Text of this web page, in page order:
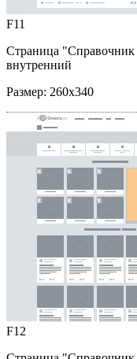
F11
Страница "Справочник
внутренний
Размер: 260x340
F12